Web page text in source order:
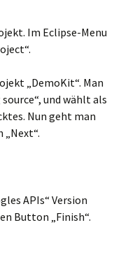
Im Eclipse-Menu
„DemoKit“. Man
und wählt als
Nun geht man
APIs“ Version
Button „Finish“.